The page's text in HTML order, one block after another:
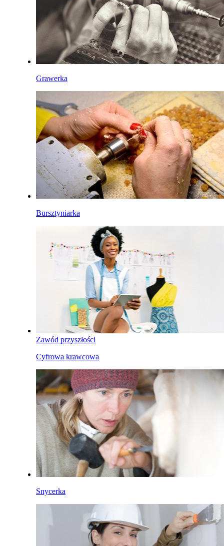
Grawerka
Bursztyniarka
Zawód przyszłości
Cyfrowa krawcowa
Snycerka